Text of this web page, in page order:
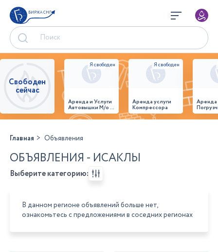
БИРЖА СНГ
Свободен
сейчас
Аренда и Услуги
Автовышки М/о г.
Домодедово
26,28,32 место
Аренда услуги
Компрессора
Главная Объявления
ОБЪЯВЛЕНИЯ - ИСАКЛЫ
Выберите категорию:
В данном регионе объявлений больше нет,
ознакомьтесь с предложениями в соседних регионах